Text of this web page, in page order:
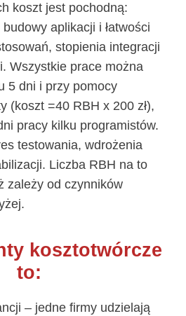
koszt jest pochodną:
aplikacji i łatwości
stopienia integracji
Wszystkie prace można
5 dni i przy pomocy
(koszt =40 RBH x 200 zł),
pracy kilku programistów.
testowania, wdrożenia
Liczba RBH na to
zależy od czynników
kosztotwórcze
to:
– jedne firmy udzielają